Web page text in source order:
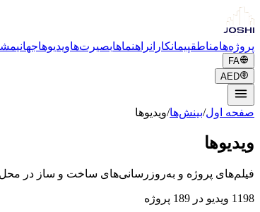
پروژه‌هامناطقپیمانکارانراهنماهابصیرت‌هاویدیوهاجهانی
FA
AED
صفحه اول/بینش‌ها/ویدیوها
ویدیوها
فیلم‌های پروژه و به‌روزرسانی‌های ساخت و ساز در محل،
1198 ویدیو در 189 پروژه